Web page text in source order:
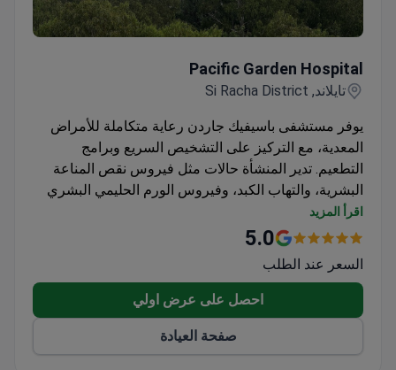
Pacific Garden Hospital
تايلاند, Si Racha District
يوفر مستشفى باسيفيك جاردن رعاية متكاملة للأمراض
المعدية، مع التركيز على التشخيص السريع وبرامج
التطعيم. تدير المنشأة حالات مثل فيروس نقص المناعة
البشرية، والتهاب الكبد، وفيروس الورم الحليمي البشري
للأطفال والبالغين على حد سواء.
يوفر المختبر الموجود في الموقع فحصاً لفيروس نقص
يتوفر لقاح فيروس الورم الحليمي البشري للنساء
والرجال حتى سن 45 عاماً للوقاية من السرطانات
المرتبطة به
تشمل برامج التطعيم الحماية ضد مرض اليد والقدم
والفم الناجم عن فيروس الأمعاء 71
اقرأ المزيد
5.0
السعر عند الطلب
احصل على عرض اولي
صفحة العيادة